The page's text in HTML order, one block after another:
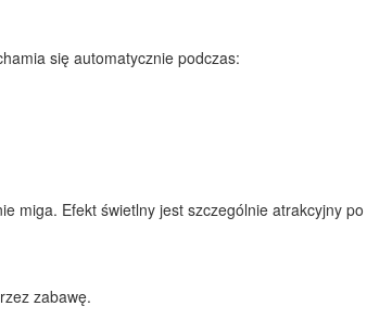
się automatycznie podczas:
miga. Efekt świetlny jest szczególnie atrakcyjny
zabawę.